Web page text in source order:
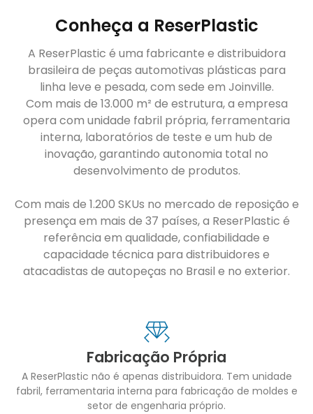
Conheça a ReserPlastic
A ReserPlastic é uma fabricante e distribuidora
brasileira de peças automotivas plásticas para
linha leve e pesada, com sede em Joinville.
Com mais de 13.000 m² de estrutura, a empresa
opera com unidade fabril própria, ferramentaria
interna, laboratórios de teste e um hub de
inovação, garantindo autonomia total no
desenvolvimento de produtos.
Com mais de 1.200 SKUs no mercado de reposição e
presença em mais de 37 países, a ReserPlastic é
referência em qualidade, confiabilidade e
capacidade técnica para distribuidores e
atacadistas de autopeças no Brasil e no exterior.
Fabricação Própria
A ReserPlastic não é apenas distribuidora. Tem unidade
fabril, ferramentaria interna para fabricação de moldes e
setor de engenharia próprio.